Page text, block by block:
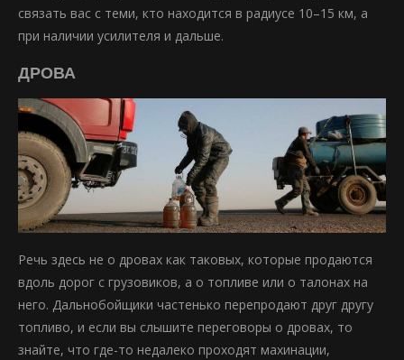
связать вас с теми, кто находится в радиусе 10–15 км, а
при наличии усилителя и дальше.
ДРОВА
Речь здесь не о дровах как таковых, которые продаются
вдоль дорог с грузовиков, а о топливе или о талонах на
него. Дальнобойщики частенько перепродают друг другу
топливо, и если вы слышите переговоры о дровах, то
знайте, что где-то недалеко проходят махинации,